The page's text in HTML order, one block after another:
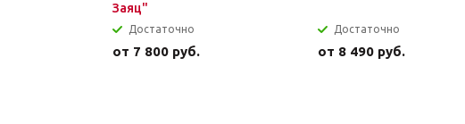
Заяц"
Достаточно
от 7 800 руб.
Достаточно
от 8 490 руб.